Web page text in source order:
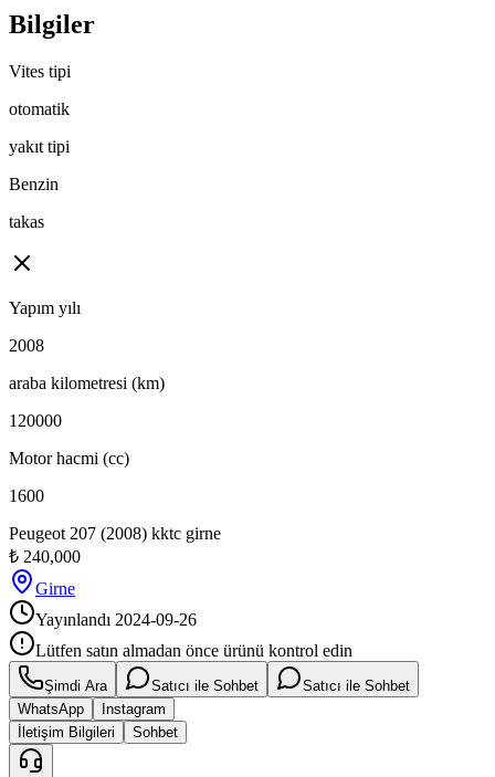
Bilgiler
Vites tipi
otomatik
yakıt tipi
Benzin
takas
Yapım yılı
2008
araba kilometresi (km)
120000
Motor hacmi (cc)
1600
Peugeot 207 (2008) kktc girne
₺ 240,000
Girne
Yayınlandı 2024-09-26
Lütfen satın almadan önce ürünü kontrol edin
Şimdi Ara Satıcı ile Sohbet
Satıcı ile Sohbet
WhatsApp
Instagram
İletişim Bilgileri
Sohbet